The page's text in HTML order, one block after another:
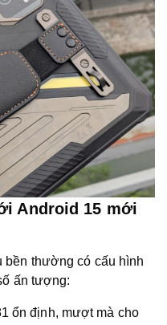
Android 15 mới
bền thường có cấu hình
ấn tượng:
ổn định, mượt mà cho